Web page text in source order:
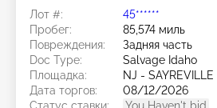
Лот #:
45******
Пробег:
85,574 миль
Повреждения:
Задняя часть
Doc Type:
Salvage Idaho
Площадка:
NJ - SAYREVILLE
Дата торгов:
08/12/2026